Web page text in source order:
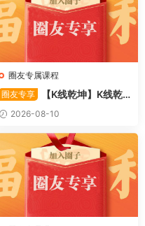
圈友专属课程
圈友专享
【K线乾坤】K线乾
坤–提前发现强势板块 1PDF文
件
2026-08-10